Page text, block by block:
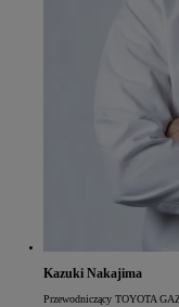
Kazuki Nakajima
Przewodniczący TOYOTA